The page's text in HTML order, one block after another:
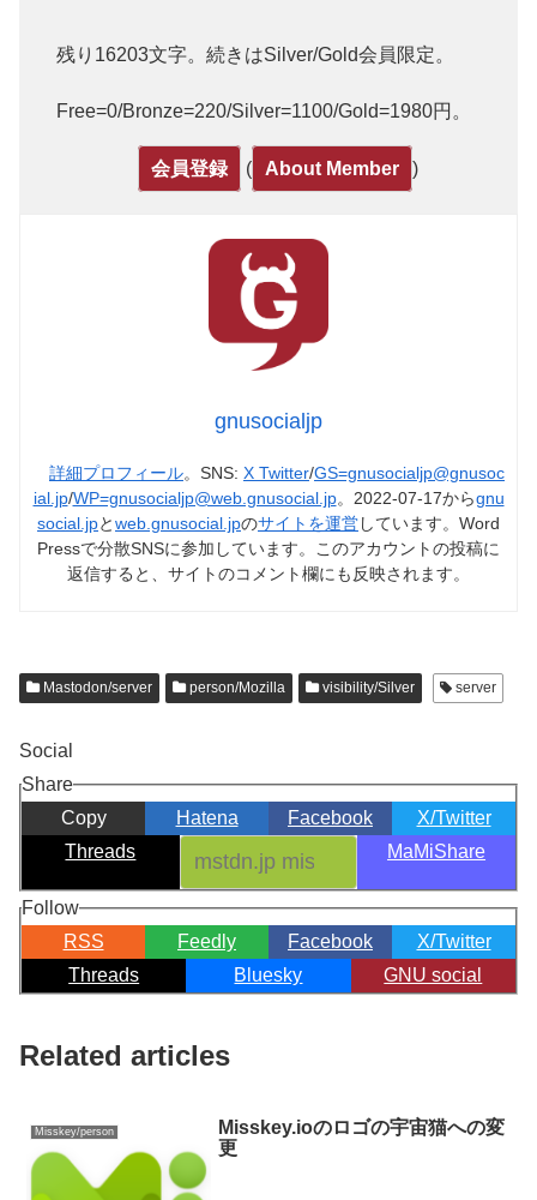
残り16203文字。続きはSilver/Gold会員限定。
Free=0/Bronze=220/Silver=1100/Gold=1980円。
会員登録 ( About Member )
gnusocialjp
詳細プロフィール。SNS: X Twitter/GS=gnusocialjp@gnusoc
ial.jp/WP=gnusocialjp@web.gnusocial.jp。2022-07-17からgnu
social.jpとweb.gnusocial.jpのサイトを運営しています。Word
Pressで分散SNSに参加しています。このアカウントの投稿に
返信すると、サイトのコメント欄にも反映されます。
Mastodon/server person/Mozilla visibility/Silver server
Social
Share
Copy
Hatena Facebook
X/Twitter
Threads
MaMiShare
Follow
RSS
Feedly Facebook
X/Twitter
Threads
Bluesky GNU social
Related articles
Misskey/person
Misskey.ioのロゴの宇宙猫への変
更